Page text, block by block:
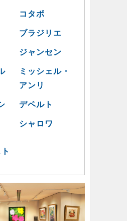
コタボ
ブラジリエ
ジャンセン
ミッシェル・
アンリ
デペルト
シャロワ